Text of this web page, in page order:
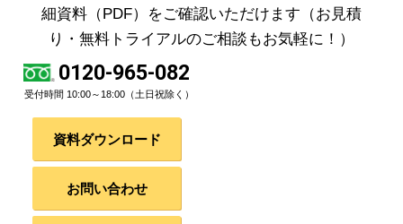
細資料（PDF）をご確認いただけます （お見積
り・無料トライアルのご相談もお気軽に！）
0120-965-082
受付時間 10:00～18:00（土日祝除く）
資料ダウンロード
お問い合わせ